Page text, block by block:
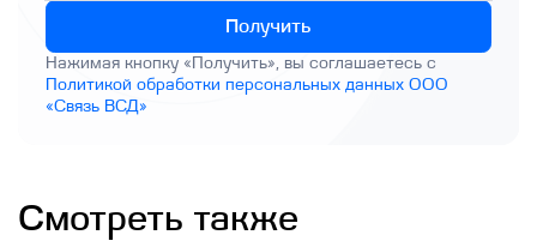
Получить
Нажимая кнопку «Получить», вы соглашаетесь с
Политикой обработки персональных данных ООО
«Связь ВСД»
Смотреть также